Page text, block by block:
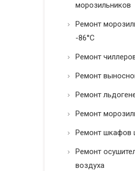
морозильников
Ремонт
-86°C
Ремонт
Ремонт
Ремонт
Ремонт
Ремонт шкафов
Ремонт
воздуха